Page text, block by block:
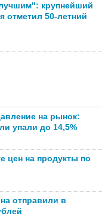
крупнейший
отметил 50-летний
на рынок:
упали до 14,5%
цен на продукты по
отправили в